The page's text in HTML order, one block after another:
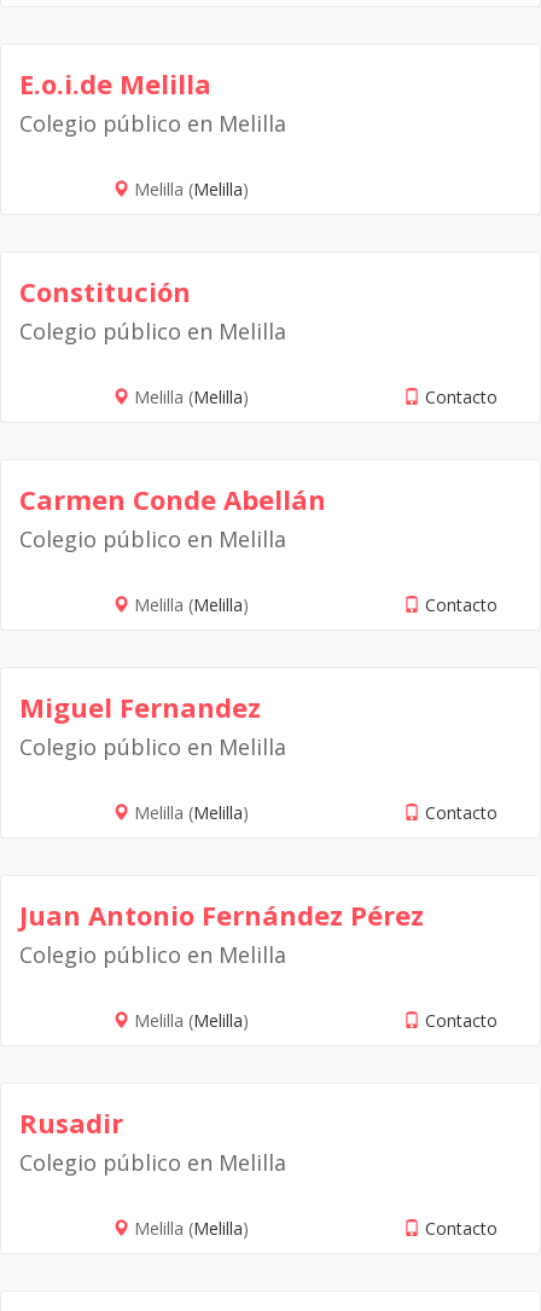
E.o.i.de Melilla
Colegio público en Melilla
Melilla (Melilla)
Constitución
Colegio público en Melilla
Melilla (Melilla) Contacto
Carmen Conde Abellán
Colegio público en Melilla
Melilla (Melilla) Contacto
Miguel Fernandez
Colegio público en Melilla
Melilla (Melilla) Contacto
Juan Antonio Fernández Pérez
Colegio público en Melilla
Melilla (Melilla) Contacto
Rusadir
Colegio público en Melilla
Melilla (Melilla) Contacto